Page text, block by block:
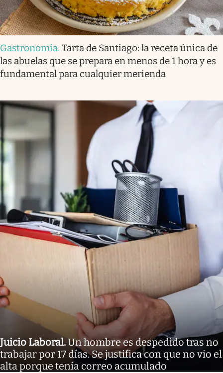
Gastronomía. Tarta de Santiago: la receta única de
las abuelas que se prepara en menos de 1 hora y es
fundamental para cualquier merienda
Juicio Laboral.Un hombre es despedido tras no
trabajar por 17 días. Se justifica con que no vio el
alta porque tenía correo acumulado